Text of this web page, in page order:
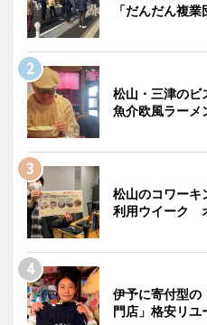
「だんだん複
松山・三津のビ
魚介欧風ラーメ
松山のコワーキ
利用ウイーク
伊予に寄付型の
門店」格安リユ